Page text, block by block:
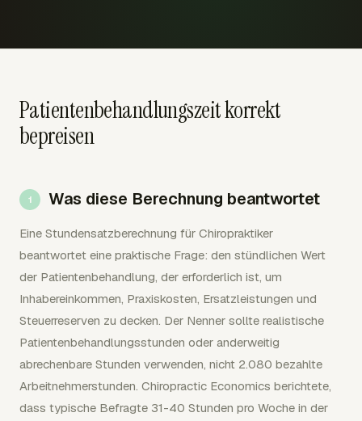
Patientenbehandlungszeit korrekt
bepreisen
Was diese Berechnung beantwortet
Eine Stundensatzberechnung für Chiropraktiker
beantwortet eine praktische Frage: den stündlichen Wert
der Patientenbehandlung, der erforderlich ist, um
Inhabereinkommen, Praxiskosten, Ersatzleistungen und
Steuerreserven zu decken. Der Nenner sollte realistische
Patientenbehandlungsstunden oder anderweitig
abrechenbare Stunden verwenden, nicht 2.080 bezahlte
Arbeitnehmerstunden. Chiropractic Economics berichtete,
dass typische Befragte 31-40 Stunden pro Woche in der